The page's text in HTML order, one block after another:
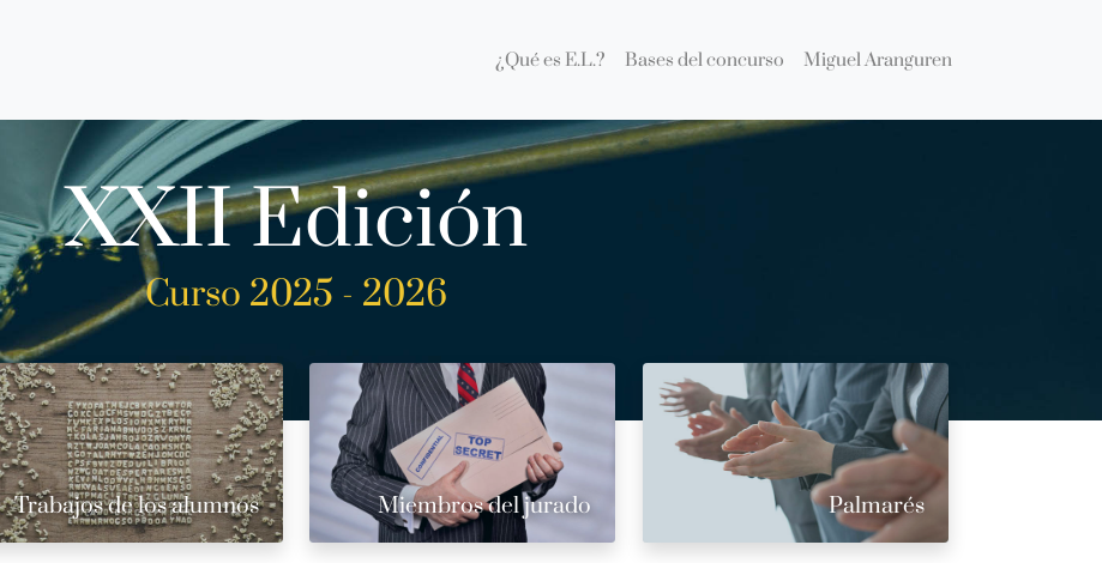
¿Qué es E.L.? Bases del concurso Miguel Aranguren
XXII Edición
Curso 2025 - 2026
Trabajos de los alumnos Miembros del jurado Palmarés